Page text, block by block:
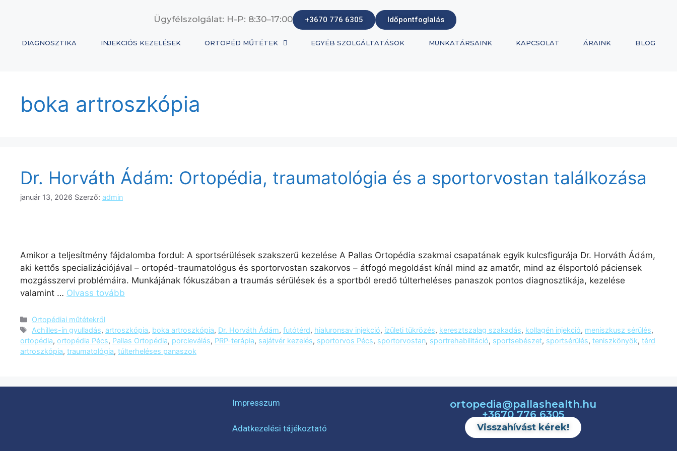
Ügyfélszolgálat: H-P: 8:30–17:00 +3670 776 6305 Időpontfoglalás
DIAGNOSZTIKA INJEKCIÓS KEZELÉSEK ORTOPÉD MŰTÉTEK EGYÉB SZOLGÁLTATÁSOK MUNKATÁRSAINK KAPCSOLAT ÁRAINK BLOG
boka artroszkópia
Dr. Horváth Ádám: Ortopédia, traumatológia és a sportorvostan találkozása
január 13, 2026 Szerző: admin
Amikor a teljesítmény fájdalomba fordul: A sportsérülések szakszerű kezelése A Pallas Ortopédia szakmai csapatának egyik kulcsfigurája Dr. Horváth Ádám,
aki kettős specializációjával – ortopéd-traumatológus és sportorvostan szakorvos – átfogó megoldást kínál mind az amatőr, mind az élsportoló páciensek
mozgásszervi problémáira. Munkájának fókuszában a traumás sérülések és a sportból eredő túlterheléses panaszok pontos diagnosztikája, kezelése
valamint … Olvass tovább
Ortopédiai műtétekről
Achilles-ín gyulladás,artroszkópia, boka artroszkópia, Dr. Horváth Ádám,futótérd, hialuronsav injekció, ízületi tükrözés, keresztszalag szakadás, kollagén injekció, meniszkusz sérülés,
ortopédia, ortopédia Pécs, Pallas Ortopédia, porcleválás, PRP-terápia, sajátvér kezelés, sportorvos Pécs, sportorvostan, sportrehabilitáció, sportsebészet, sportsérülés, teniszkönyök, térd
artroszkópia, traumatológia, túlterheléses panaszok
Impresszum
Adatkezelési tájékoztató
ortopedia@pallashealth.hu
+3670 776 6305
Visszahívást kérek!